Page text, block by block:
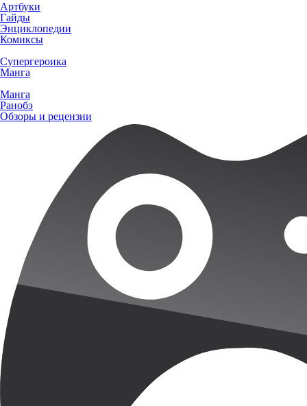
Артбуки
Гайды
Энциклопедии
Комиксы
Супергероика
Манга
Манга
Ранобэ
Обзоры и рецензии